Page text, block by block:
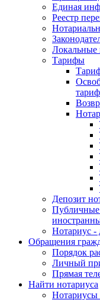
Единая
Реестр
Тарифы
Депозит
Публичные
Нотариус -
Обращения
Порядок
Личный
Прямая
Найти нотариуса
Нотариусы